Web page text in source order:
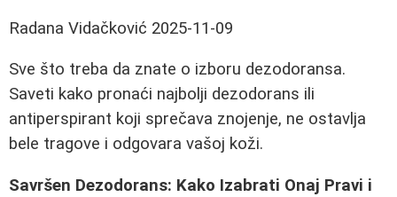
Radana Vidačković 2025-11-09
Sve što treba da znate o izboru dezodoransa.
Saveti kako pronaći najbolji dezodorans ili
antiperspirant koji sprečava znojenje, ne ostavlja
bele tragove i odgovara vašoj koži.
Savršen Dezodorans: Kako Izabrati Onaj Pravi i